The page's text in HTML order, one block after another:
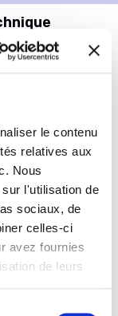
le contenu
relatives aux
Nous
l'utilisation de
sociaux, de
celles-ci
avez fournies
de leurs